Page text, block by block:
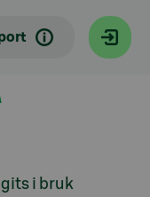
i bruk